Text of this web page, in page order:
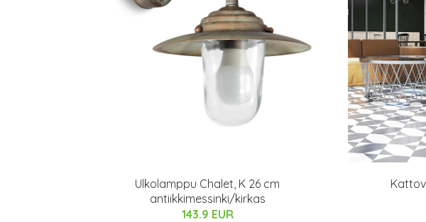
Ulkolamppu Chalet, K 26 cm
antiikkimessinki/kirkas
143.9 EUR